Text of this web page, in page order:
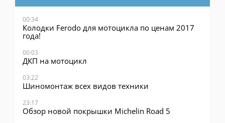
00:34
Колодки Ferodo для мотоцикла по ценам 2017
года!
00:03
ДКП на мотоцикл
03:22
Шиномонтаж всех видов техники
23:17
Обзор новой покрышки Michelin Road 5